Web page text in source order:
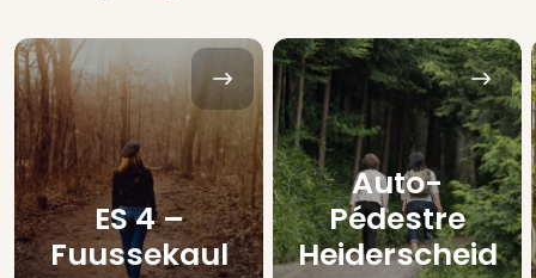
ES 4 –
Fuussekaul
Auto-
Pédestre
Heiderscheid